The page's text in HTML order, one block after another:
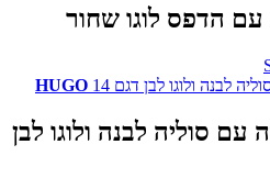
בעמוד
מספר
סוגים.
לבחור
את
בעמוד
הדפס לוגו שחור
זה
מספר
סוגים.
HUGO
סוליה לבנה ולוגו לבן